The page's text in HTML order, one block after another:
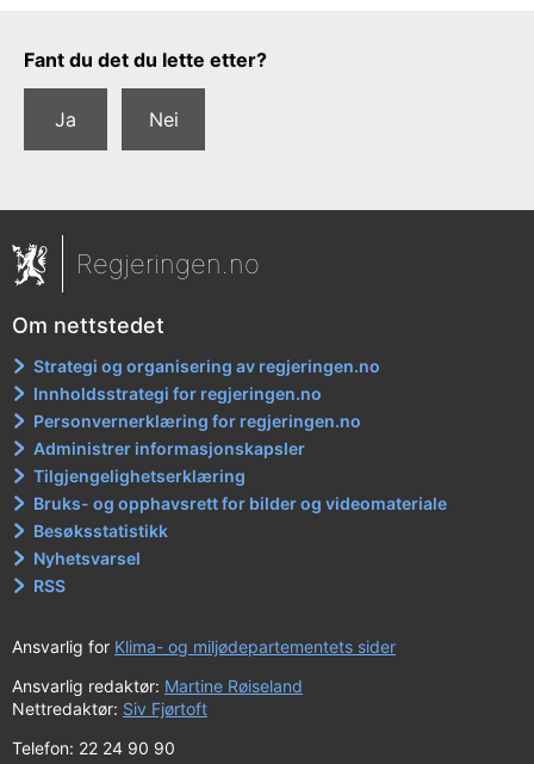
Tilbakemeldingsskjema
Fant du det du lette etter?
Ja Nei
Regjeringen.no
Om nettstedet
Strategi og organisering av regjeringen.no
Innholdsstrategi for regjeringen.no
Personvernerklæring for regjeringen.no
Administrer informasjonskapsler
Tilgjengelighetserklæring
Bruks- og opphavsrett for bilder og videomateriale
Besøksstatistikk
Nyhetsvarsel
RSS
Ansvarlig for Klima- og miljødepartementets sider
Ansvarlig redaktør: Martine Røiseland
Nettredaktør: Siv Fjørtoft
Telefon: 22 24 90 90